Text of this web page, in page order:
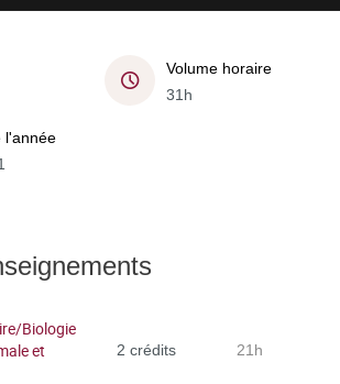
Volume horaire
31h
l'année
Biologie
et
2 crédits 21h